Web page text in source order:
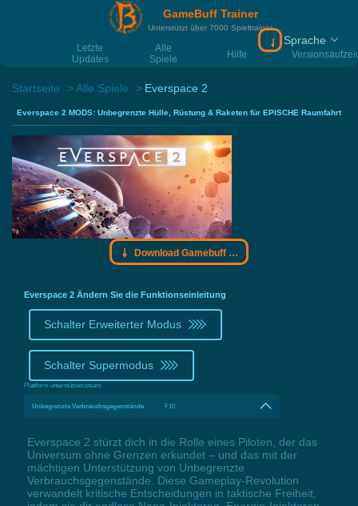
GameBuff Trainer
Unterstützt über 7000 Spieltrainer
Letzte
Updates
Alle
Spiele
Hilfe
Download
Sprache
Startseite Alle Spiele Everspace 2
Everspace 2 MODS: Unbegrenzte Hülle, Rüstung & Raketen für EPISCHE Raumfahrt
Download Gamebuff Trainer
Everspace 2 Ändern Sie die Funktionseinleitung
Schalter Erweiterter Modus
Schalter Supermodus
Plattform unterstützen:steam
Unbegrenzte Verbrauchsgegenstände F10
Everspace 2 stürzt dich in die Rolle eines Piloten, der das
Universum ohne Grenzen erkundet – und das mit der
mächtigen Unterstützung von Unbegrenzte
Verbrauchsgegenstände. Diese Gameplay-Revolution
verwandelt kritische Entscheidungen in taktische Freiheit,